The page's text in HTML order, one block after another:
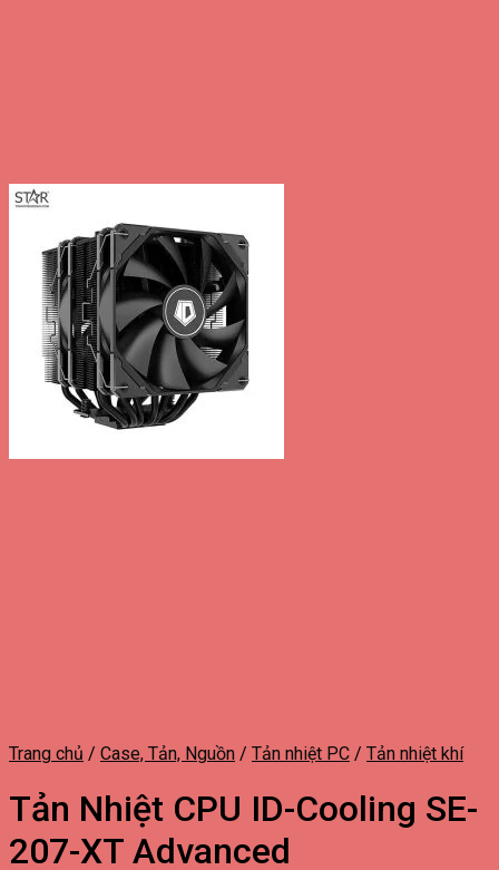
Trang chủ / Case, Tản, Nguồn / Tản nhiệt PC / Tản nhiệt khí
Tản Nhiệt CPU ID-Cooling SE-
207-XT Advanced